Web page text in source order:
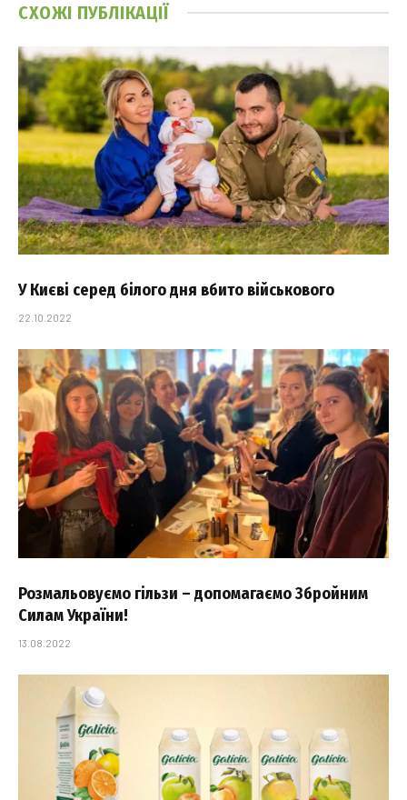
СХОЖІ ПУБЛІКАЦІЇ
У Києві серед білого дня вбито військового
22.10.2022
Розмальовуємо гільзи – допомагаємо Збройним
Силам України!
13.08.2022